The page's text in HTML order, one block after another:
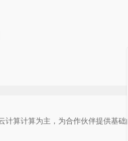
计算计算为主，为合作伙伴提供基